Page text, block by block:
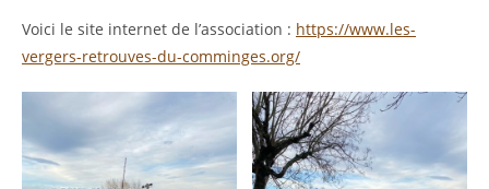
Voici le site internet de l’association : https://www.les-
vergers-retrouves-du-comminges.org/